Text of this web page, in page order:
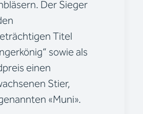
Der Sieger
Titel
sowie als
einen
Stier,
«Muni».